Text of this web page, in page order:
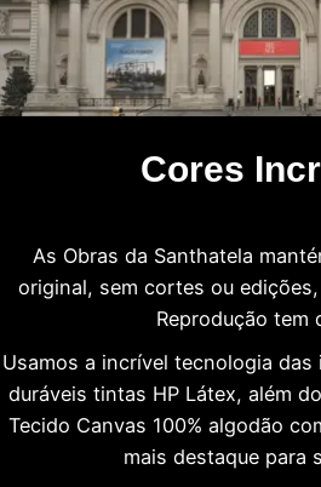
Cores
As Obras da Santhatela
original, sem cortes ou
Reprodução tem
Usamos a incrível tecnologia das
duráveis tintas HP Látex, além
Tecido Canvas 100% algodão
mais destaque para